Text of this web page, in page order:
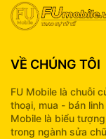
VỀ CHÚNG TÔI
FU Mobile là chuỗi
thoại, mua - bán
Mobile là biểu
trong ngành sửa